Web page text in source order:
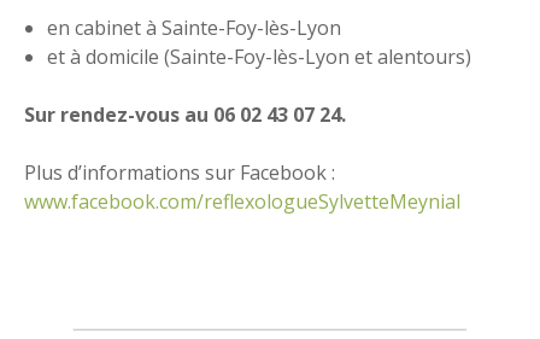
en cabinet à Sainte-Foy-lès-Lyon
et à domicile (Sainte-Foy-lès-Lyon et alentours)
Sur rendez-vous au 06 02 43 07 24.
Plus d’informations sur Facebook :
www.facebook.com/reflexologueSylvetteMeynial